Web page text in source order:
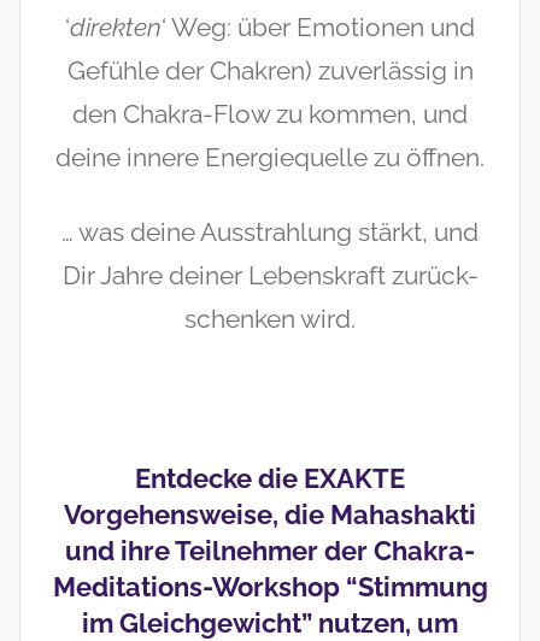
‘direkten‘ Weg: über Emotionen und
Gefühle der Chakren) zuverlässig in
den Chakra-Flow zu kommen, und
deine innere Energiequelle zu öffnen.
… was deine Ausstrahlung stärkt, und
Dir Jahre deiner Lebenskraft zurück-
schenken wird.
Entdecke die EXAKTE
Vorgehensweise, die Mahashakti
und ihre Teilnehmer der Chakra-
Meditations-Workshop “Stimmung
im Gleichgewicht” nutzen, um